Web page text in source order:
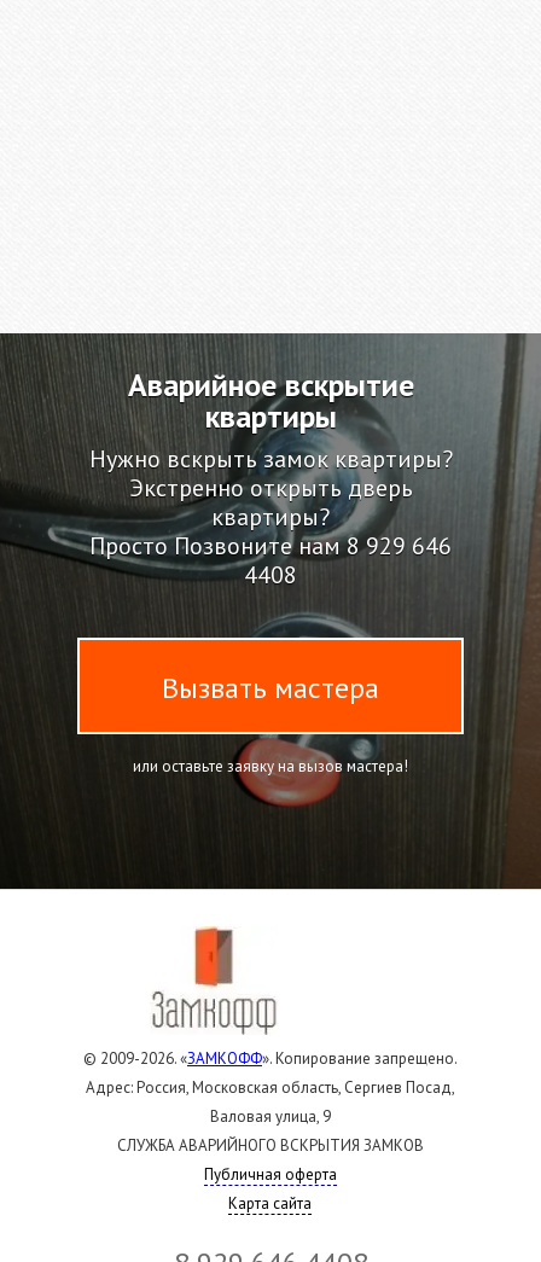
Аварийное вскрытие
квартиры
Нужно вскрыть замок квартиры?
Экстренно открыть дверь
квартиры?
Просто Позвоните нам8 929 646
4408
Вызвать мастера
или оставьте заявку на вызов мастера!
© 2009-2026. «ЗАМКОФФ». Копирование запрещено.
Адрес: Россия, Московская область, Сергиев Посад,
Валовая улица, 9
СЛУЖБА АВАРИЙНОГО ВСКРЫТИЯ ЗАМКОВ
Публичная оферта
Карта сайта